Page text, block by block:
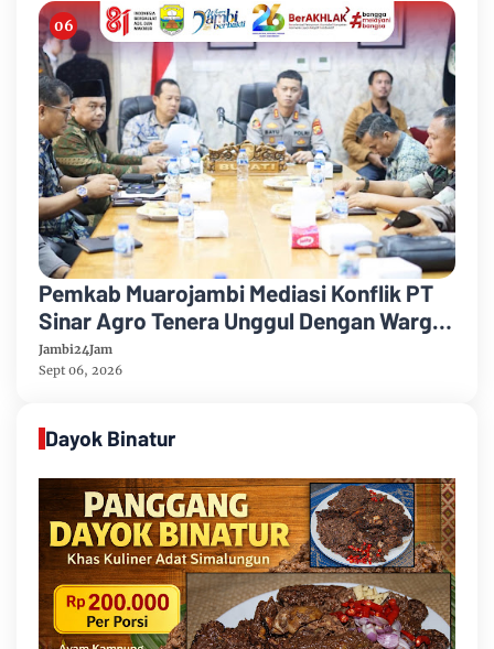
Pemkab Muarojambi Mediasi Konflik PT
Sinar Agro Tenera Unggul Dengan Warga
Sipin Teluk Duren
Jambi24Jam
Sept 06, 2026
Dayok Binatur